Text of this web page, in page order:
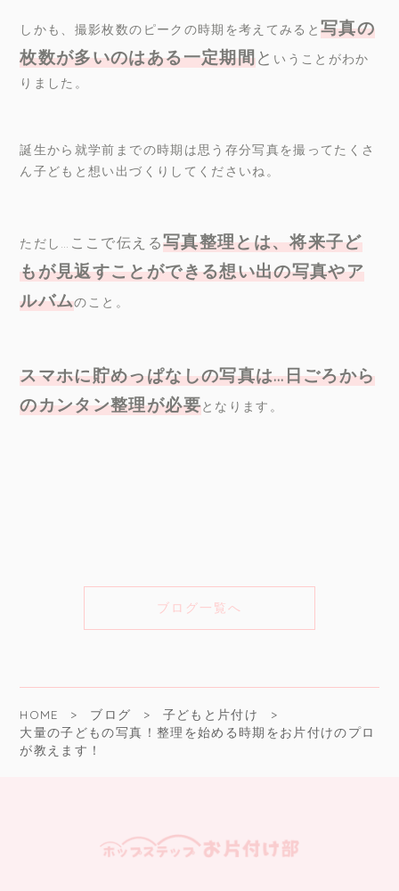
しかも、撮影枚数のピークの時期を考えてみると写真の
枚数が多いのはある一定期間と いうことがわか
りました。
誕生から就学前までの時期は思う存分写真を撮ってたくさ
ん子どもと想い出づくりしてくださいね。
ただし… ここで伝える写真整理とは、将来子ど
もが見返すことができる想い出の写真やア
ルバムのこと。
スマホに貯めっぱなしの写真は…日ごろから
のカンタン整理が必要となります。
ブログ一覧へ
HOME ブログ
子どもと片付け
大量の子どもの写真！整理を始める時期をお片付けのプロ
が教えます！